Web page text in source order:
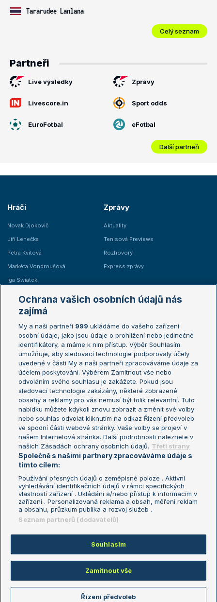
Tararudee Lanlana
Celý seznam
Partneři
Live výsledky Zprávy
Livescore.in Sport odds
EuroFotbal eFotbal
Další partneři
Hráči
Novak Djokovič
Jiří Lehečka
Petra Kvitová
Markéta Vondroušová
Iga Swiatek
Zprávy
Aktuality
Tenisová Previews
Rozhovory
Express zprávy
Žebříčky
Žebříček ATP (muži)
Žebříček WTA (ženy)
Sázkařský žebříček
Australian Open
French Open
Wimbledon
US Open
Turnaj mistrů
Turnaj mistryň
Aktualní trendy
Fotbalové přestupy
Livesport Daily
LS Prague Open
Podmínky užití
Nastavení soukromí
GDPR a žurnalistika
Reklama
Kontakt
Informace o zpracování osobních
údajů
Copyright © 2008-2026 TenisPortal.cz. Využíváme zpravodajství ČTK.
Ochrana vašich osobních údajů nás
zajímá
My a naši partneři 999 ukládáme do vašeho zařízení
osobní údaje, jako jsou údaje o prohlížení nebo jedinečné
identifikátory, a máme k nim přístup. Výběr Souhlasím
umožňuje, aby sledovací technologie podporovaly účely
uvedené v části My a naši partneři zpracováváme údaje za
účelem poskytování. Výběrem Zamítnout vše nebo
odvoláním svého souhlasu je zakážete. Pokud jsou
sledovací technologie zakázány, některé zobrazené
obsahy a reklamy pro vás nemusí být tolik relevantní. Tuto
nabídku můžete kdykoli znovu zobrazit a změnit své volby
nebo souhlas odvolat kliknutím na odkaz Řízení předvoleb
ve spodní části webové stránky. Vaše volby se projeví v
našem Internetová stránka. Další podrobnosti naleznete v
našich Zásadách ochrany osobních údajů. Třetí strany
Společně s našimi partnery zpracováváme údaje s
tímto cílem:
Používání přesných údajů o zeměpisné poloze . Aktivní
vyhledávání identifikačních údajů v rámci specifických
vlastností zařízení . Ukládání a/nebo přístup k informacím v
zařízení . Personalizovaná reklama a obsah, měření reklam
a obsahu, průzkum publika a rozvoj služeb .
Seznam partnerů (dodavatelů)
Souhlasím
Zamítnout vše
Řízení předvoleb